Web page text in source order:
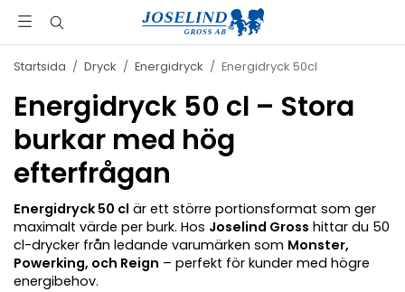
Startsida / Dryck / Energidryck / Energidryck 50cl
Energidryck 50 cl – Stora
burkar med hög
efterfrågan
Energidryck 50 cl är ett större portionsformat som ger
maximalt värde per burk. Hos Joselind Gross hittar du 50
cl-drycker från ledande varumärken som Monster,
Powerking, och Reign – perfekt för kunder med högre
energibehov.